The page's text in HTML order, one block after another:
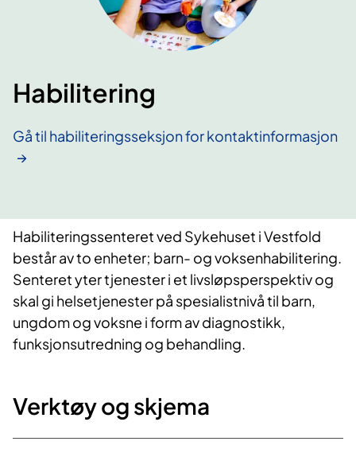
Habilitering
Gå til habiliteringsseksjon for kontaktinformasjon
Habiliteringssenteret ved Sykehuset i Vestfold
består av to enheter; barn- og voksenhabilitering.
Senteret yter tjenester i et livsløpsperspektiv og
skal gi helsetjenester på spesialistnivå til barn,
ungdom og voksne i form av diagnostikk,
funksjonsutredning og behandling.
Verktøy og skjema